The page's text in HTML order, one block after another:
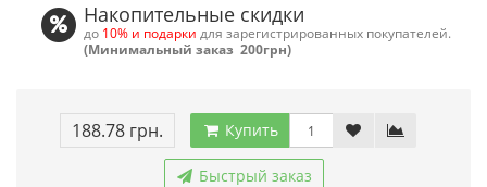
Накопительные скидки
до 10% и подарки для зарегистрированных покупателей.
(Минимальный заказ 200грн)
188.78 грн. Купить
Быстрый заказ